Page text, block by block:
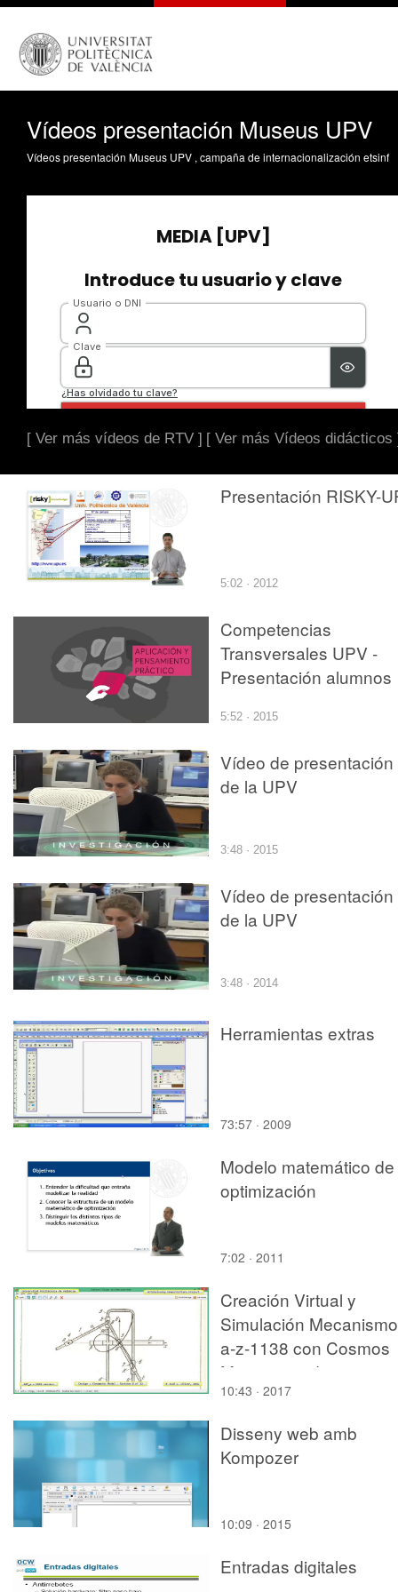
Vídeos presentación Museus UPV
Vídeos presentación Museus UPV , campaña de internacionalización etsinf
[ Ver más vídeos de RTV ] [ Ver más Vídeos didácticos
Presentación RISKY-
5:02 · 2012
Competencias
Transversales UPV -
Presentación alumnos
5:52 · 2015
Vídeo de presentación
de la UPV
3:48 · 2015
Vídeo de presentación
de la UPV
3:48 · 2014
Herramientas extras
73:57 · 2009
Modelo matemático de
optimización
7:02 · 2011
Creación Virtual y
Simulación Mecanismo
a-z-1138 con Cosmos
Motion - 08 de 12
10:43 · 2017
Disseny web amb
Kompozer
10:09 · 2015
Entradas digitales